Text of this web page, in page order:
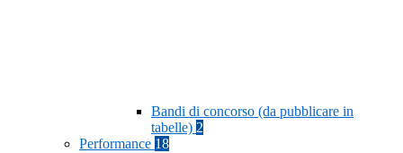
Bandi di concorso (da pubblicare in
tabelle) 2
Performance 18